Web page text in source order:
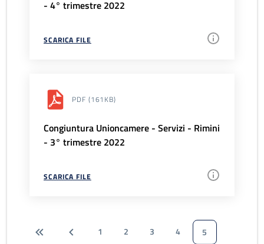
- 4° trimestre 2022
SCARICA FILE
PDF (161KB)
Congiuntura Unioncamere - Servizi - Rimini
- 3° trimestre 2022
SCARICA FILE
1 2 3 4
5